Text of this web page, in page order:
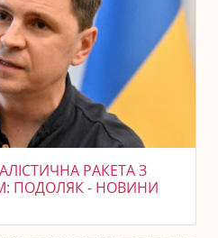
РАКЕТА З
ПОДОЛЯК - НОВИНИ